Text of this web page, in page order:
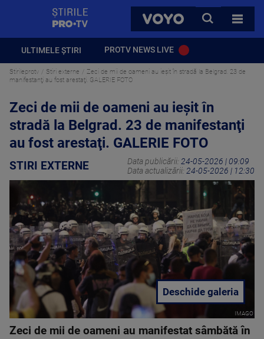
VOYO
CAUTA
TOATE
ULTIMELE ȘTIRI PROTV NEWS LIVE
Stirileprotv Stiri externe
Zeci de mii de oameni au ieșit în stradă la Belgrad. 23 de
manifestanţi au fost arestaţi. GALERIE FOTO
Zeci de mii de oameni au ieșit în
stradă la Belgrad. 23 de manifestanţi
au fost arestaţi. GALERIE FOTO
STIRI EXTERNE Data publicării: 24-05-2026 | 09:09
Data actualizării: 24-05-2026 | 12:30
IMAGO
Deschide galeria
Zeci de mii de oameni au manifestat sâmbătă în